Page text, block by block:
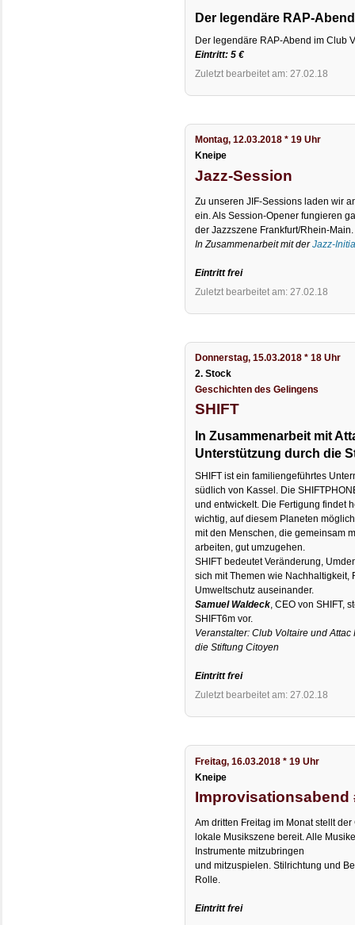
Der legendäre RAP-
Der legendäre RAP-Abend im Club
Eintritt: 5 €
Zuletzt bearbeitet am: 27.02.18
Montag, 12.03.2018 * 19 Uhr
Kneipe
Jazz-Session
Zu unseren JIF-Sessions laden wir
ein. Als Session-Opener fungieren
der Jazzszene Frankfurt/Rhein-Main.
In Zusammenarbeit mit derJazz-
Eintritt frei
Zuletzt bearbeitet am: 27.02.18
Donnerstag, 15.03.2018 * 18 Uhr
2. Stock
Geschichten des Gelingens
SHIFT
In Zusammenarbeit mit
Unterstützung durch die
SHIFT ist ein familiengeführtes
südlich von Kassel. Die
und entwickelt. Die Fertigung findet
wichtig, auf diesem Planeten
mit den Menschen, die gemeinsam
arbeiten, gut umzugehen.
SHIFT bedeutet Veränderung,
sich mit Themen wie Nachhaltigkeit,
Umweltschutz auseinander.
Samuel Waldeck, CEO von SHIFT,
SHIFT6m vor.
Veranstalter: Club Voltaire und
die Stiftung Citoyen
Eintritt frei
Zuletzt bearbeitet am: 27.02.18
Freitag, 16.03.2018 * 19 Uhr
Kneipe
Improvisationsabend
Am dritten Freitag im Monat stellt
lokale Musikszene bereit. Alle
Instrumente mitzubringen
und mitzuspielen. Stilrichtung und
Rolle.
Eintritt frei